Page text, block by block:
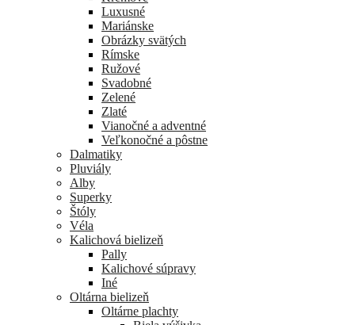
Luxusné
Mariánske
Obrázky svätých
Rímske
Ružové
Svadobné
Zelené
Zlaté
Vianočné a adventné
Veľkonočné a pôstne
Dalmatiky
Pluviály
Alby
Superky
Štóly
Véla
Kalichová bielizeň
Pally
Kalichové súpravy
Iné
Oltárna bielizeň
Oltárne plachty